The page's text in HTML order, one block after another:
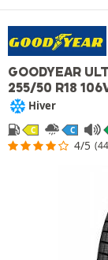
GOODYEAR
255/50 R18
Hiver
C C
4/5